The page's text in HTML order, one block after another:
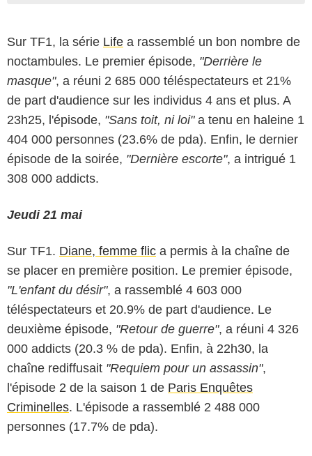
Sur TF1, la série Life a rassemblé un bon nombre de
noctambules. Le premier épisode, "Derrière le
masque", a réuni 2 685 000 téléspectateurs et 21%
de part d'audience sur les individus 4 ans et plus. A
23h25, l'épisode, "Sans toit, ni loi"a tenu en haleine 1
404 000 personnes (23.6% de pda). Enfin, le dernier
épisode de la soirée, "Dernière escorte", a intrigué 1
308 000 addicts.
Jeudi 21 mai
Sur TF1. Diane, femme flic a permis à la chaîne de
se placer en première position. Le premier épisode,
"L'enfant du désir", a rassemblé 4 603 000
téléspectateurs et 20.9% de part d'audience. Le
deuxième épisode, "Retour de guerre", a réuni 4 326
000 addicts (20.3 % de pda). Enfin, à 22h30, la
chaîne rediffusait "Requiem pour un assassin",
l'épisode 2 de la saison 1 de Paris Enquêtes
Criminelles. L'épisode a rassemblé 2 488 000
personnes (17.7% de pda).